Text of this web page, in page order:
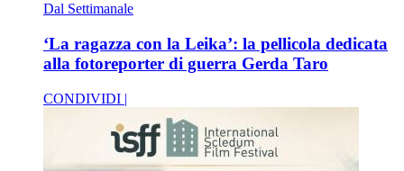
Dal Settimanale
‘La ragazza con la Leika’: la pellicola dedicata
alla fotoreporter di guerra Gerda Taro
CONDIVIDI |